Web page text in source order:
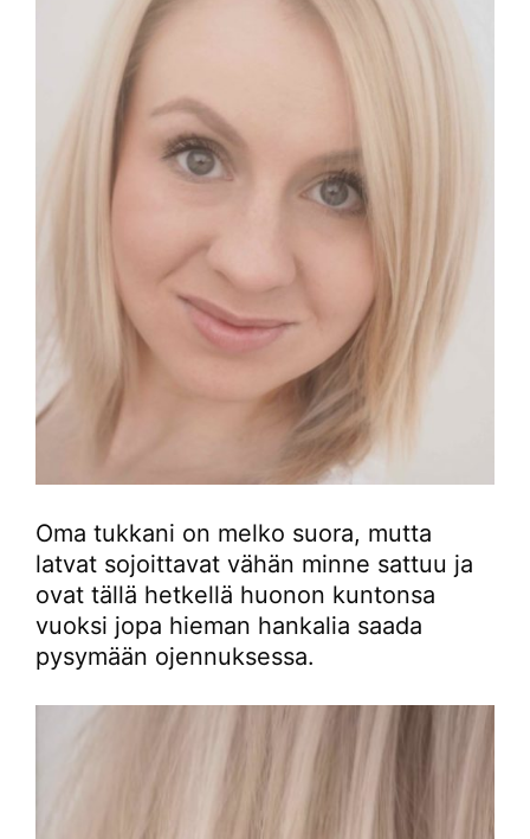
Oma tukkani on melko suora, mutta
latvat sojoittavat vähän minne sattuu ja
ovat tällä hetkellä huonon kuntonsa
vuoksi jopa hieman hankalia saada
pysymään ojennuksessa.